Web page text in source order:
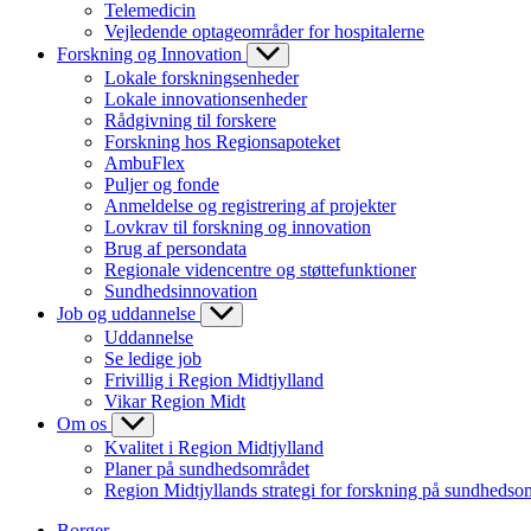
Telemedicin
Vejledende optageområder for hospitalerne
Forskning og Innovation
Lokale forskningsenheder
Lokale innovationsenheder
Rådgivning til forskere
Forskning hos Regionsapoteket
AmbuFlex
Puljer og fonde
Anmeldelse og registrering af projekter
Lovkrav til forskning og innovation
Brug af persondata
Regionale videncentre og støttefunktioner
Sundhedsinnovation
Job og uddannelse
Uddannelse
Se ledige job
Frivillig i Region Midtjylland
Vikar Region Midt
Om os
Kvalitet i Region Midtjylland
Planer på sundhedsområdet
Region Midtjyllands strategi for forskning på